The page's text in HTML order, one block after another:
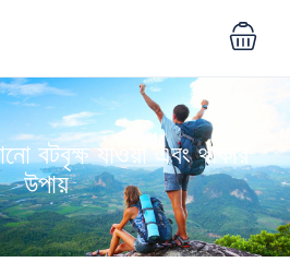
বটবৃক্ষ যাওয়া এবং থাকার
উপায়